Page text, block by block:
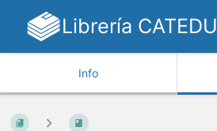
Librería CATEDU
Info